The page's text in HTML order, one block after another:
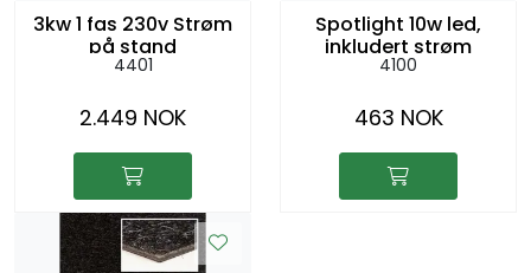
3kw 1 fas 230v Strøm
på stand
4401
2.449 NOK
Spotlight 10w led,
inkludert strøm
4100
463 NOK